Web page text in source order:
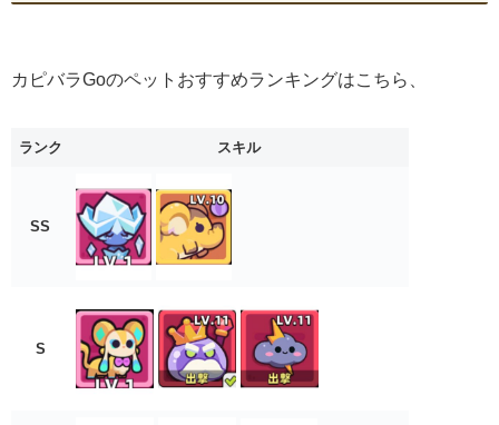
カピバラGoのペットおすすめランキングはこちら、
ランク スキル
SS
S